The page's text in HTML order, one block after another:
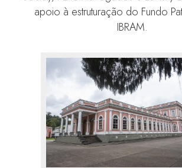
apoio à estruturação do Fundo
IBRAM.